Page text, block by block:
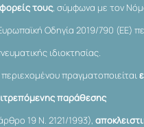
τους, σύμφωνα με τον
Οδηγία 2019/790 (ΕΕ)
ιδιοκτησίας.
πραγματοποιείται
παράθεσης
19 Ν. 2121/1993),